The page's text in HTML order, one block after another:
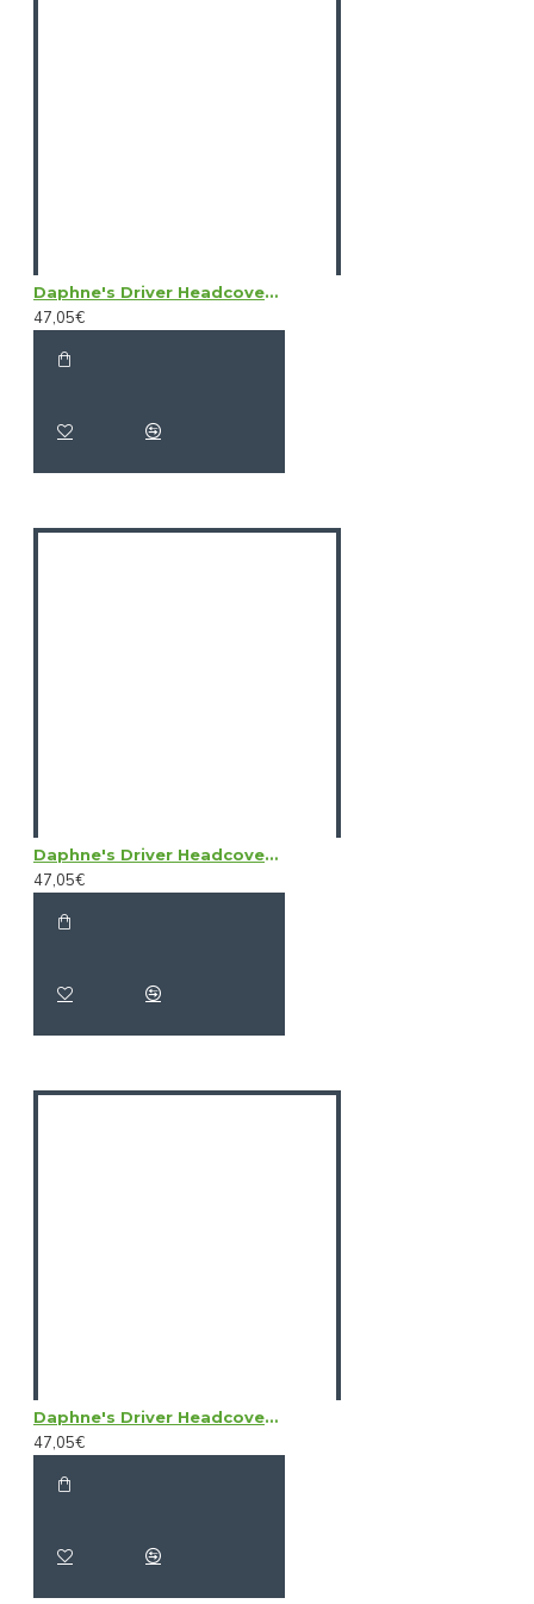
Daphne's Driver Headcovers - Birdie
47,05€
Daphne's Driver Headcovers - Black Bear
47,05€
Daphne's Driver Headcovers - Black Labrador
47,05€